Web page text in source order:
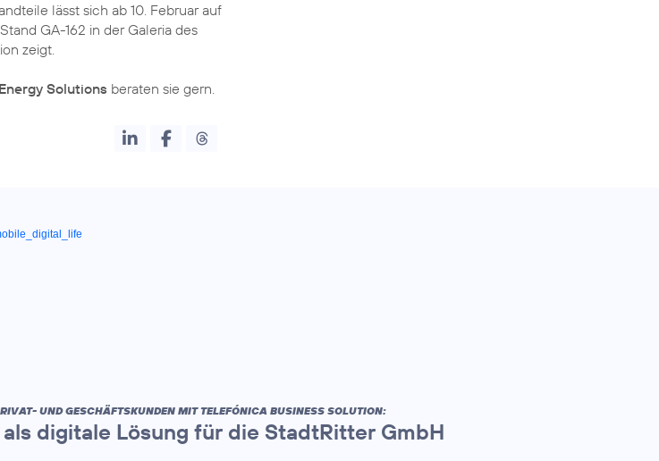
lässt sich ab 10. Februar auf
GA-162 in der Galeria des
zeigt.
Energy Solutions beraten sie gern.
UND GESCHÄFTSKUNDEN MIT TELEFÓNICA BUSINESS SOLUTION:
digitale Lösung für die StadtRitter GmbH